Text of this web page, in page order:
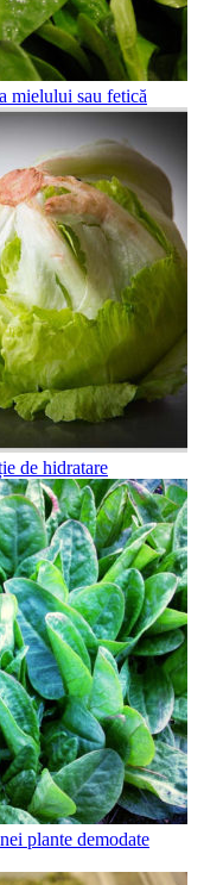
mielului sau fetică
de hidratare
plante demodate